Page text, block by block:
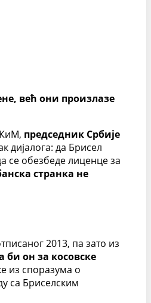
већ они произлазе
председник Србије
дијалога: да Брисел
се обезбеде лиценце за
странка не
2013, па зато из
он за косовске
из споразума о
са Бриселским